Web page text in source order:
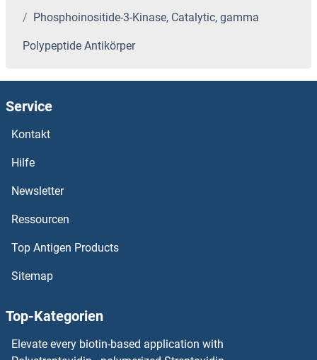
Phosphatase and Tensin Homolog Antikörper
Phosphatase and Actin Regulator 4 Antikörper
Phosducin Antikörper
PHLPP2 Antikörper
Phospholamban Antikörper
Phospholipase B Antikörper
Phosphoinositide-3-Kinase, Catalytic, gamma
Polypeptide Antikörper
Service
Kontakt
Hilfe
Newsletter
Ressourcen
Top Antigen Products
Sitemap
Top-Kategorien
Elevate every biotin-based application with